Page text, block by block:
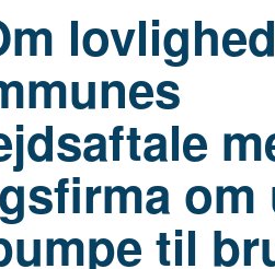
til